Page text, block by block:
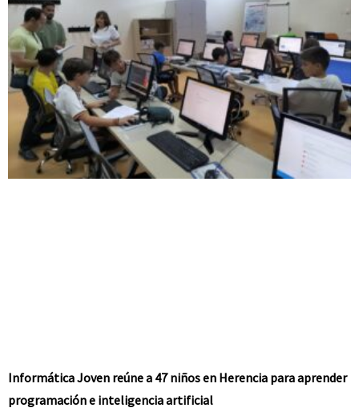
Informática Joven reúne a 47 niños en Herencia para aprender
programación e inteligencia artificial